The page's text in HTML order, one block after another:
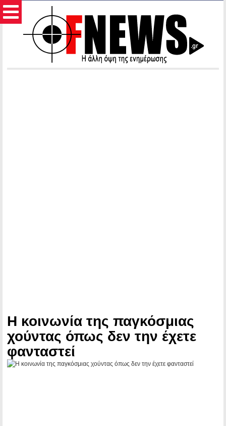
Η κοινωνία της παγκόσμιας
χούντας όπως δεν την έχετε
φανταστεί